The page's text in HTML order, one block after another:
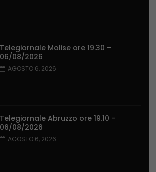
Telegiornale Molise ore 19.30 –
06/08/2026
AGOSTO 6, 2026
Telegiornale Abruzzo ore 19.10 –
06/08/2026
AGOSTO 6, 2026